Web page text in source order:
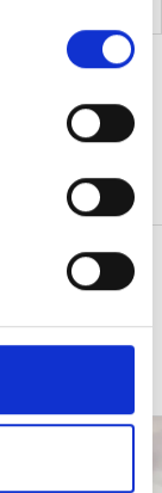
motvilja